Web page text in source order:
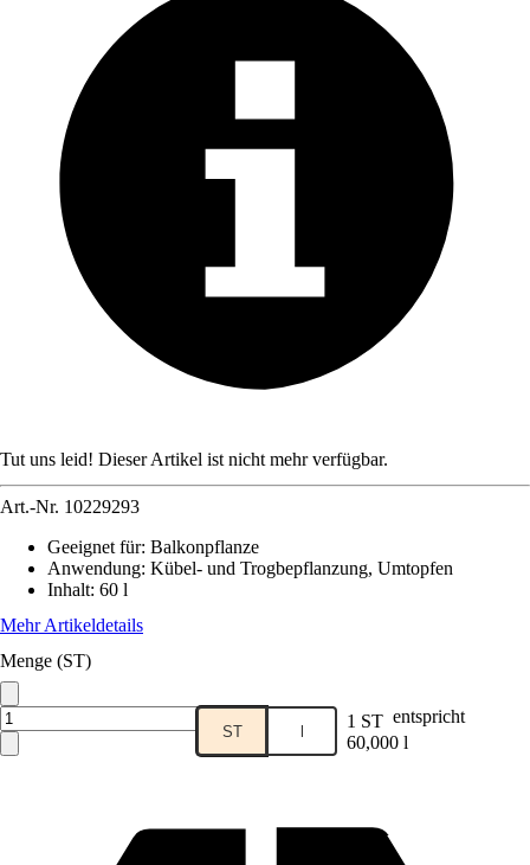
Tut uns leid! Dieser Artikel ist nicht mehr verfügbar.
Art.-Nr. 10229293
Geeignet für: Balkonpflanze
Anwendung: Kübel- und Trogbepflanzung, Umtopfen
Inhalt: 60 l
Mehr Artikeldetails
Menge (ST)
ST l 1 ST entspricht
60,000 l